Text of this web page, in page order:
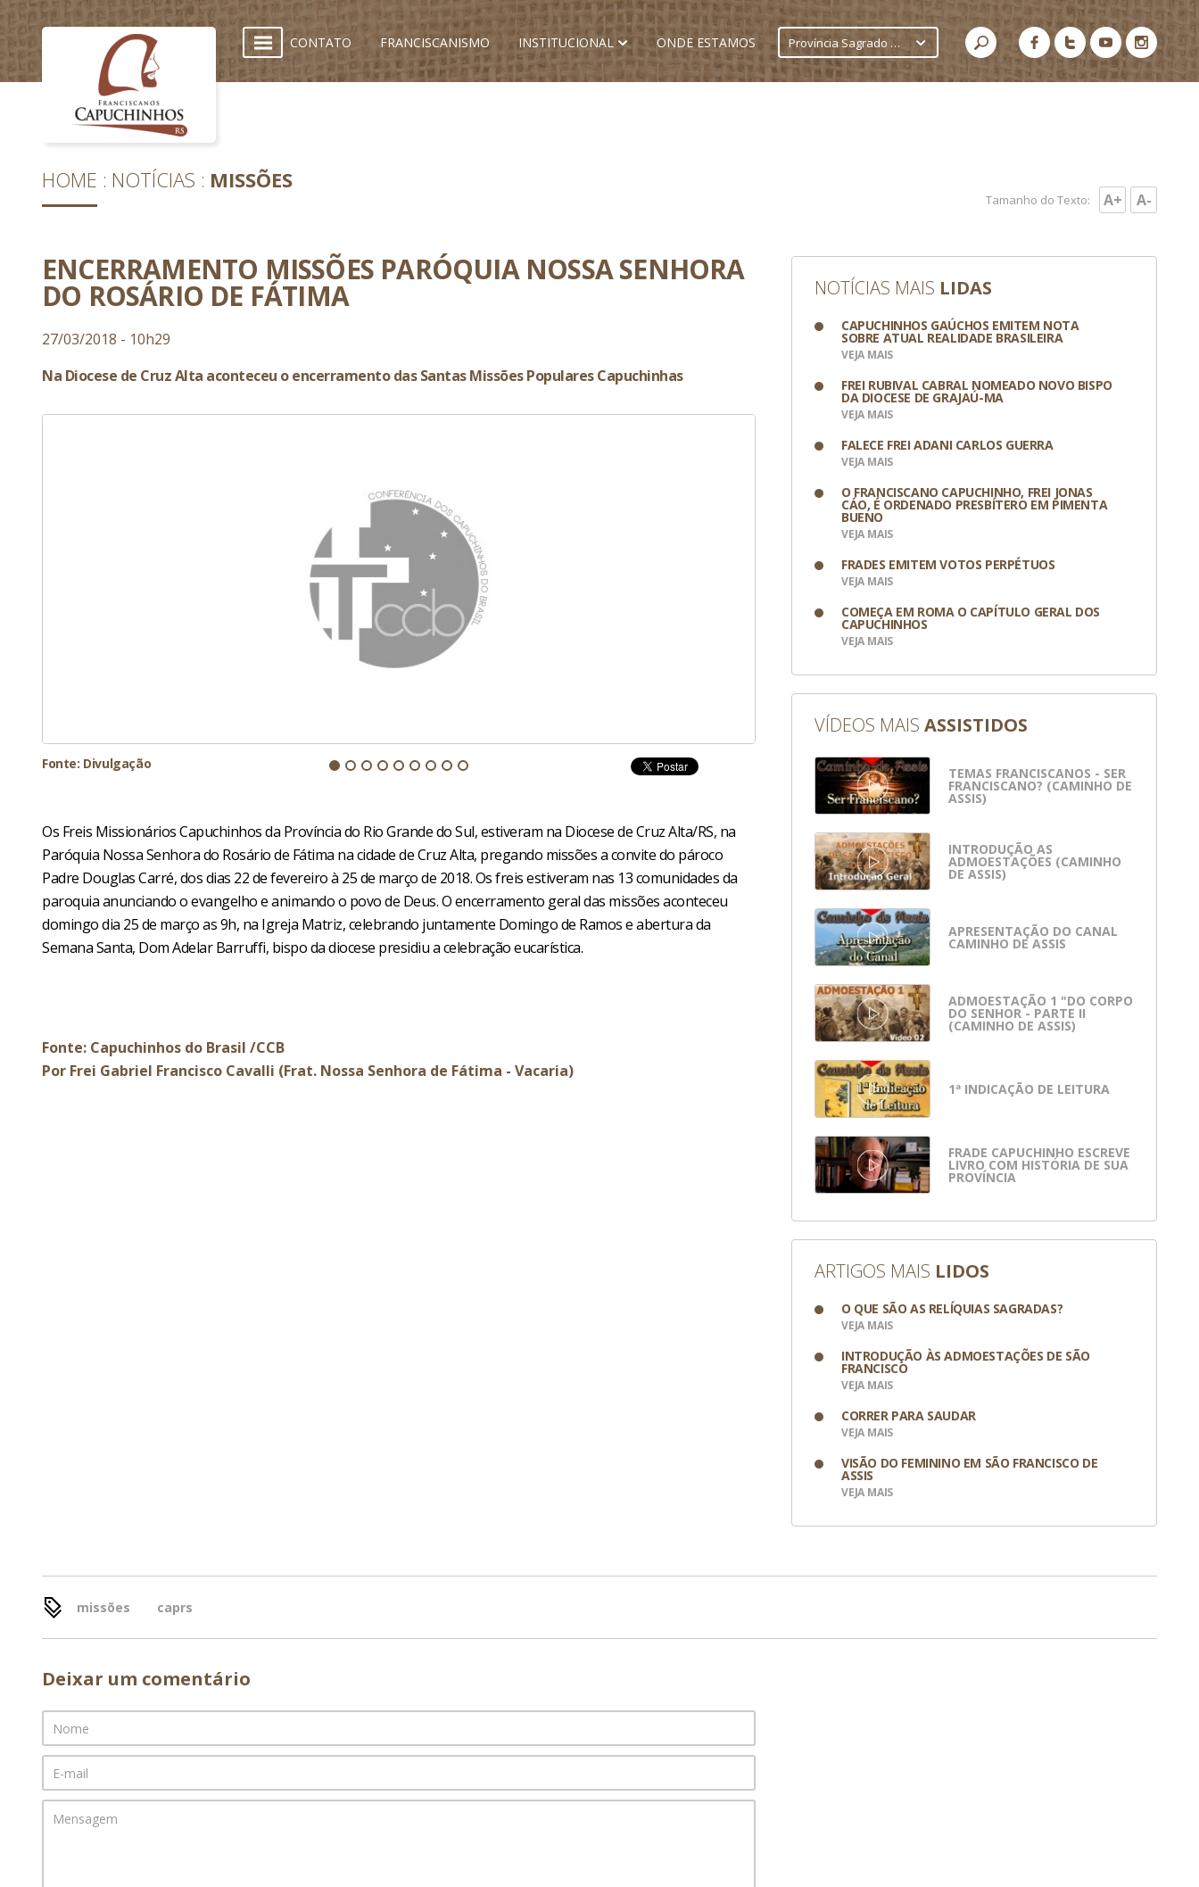
CONTATO FRANCISCANISMO INSTITUCIONAL ONDE ESTAMOS Província Sagrado Coração de Jesus
HOME NOTÍCIAS MISSÕES
Tamanho do Texto: A+ A-
ENCERRAMENTO MISSÕES PARÓQUIA NOSSA SENHORA
DO ROSÁRIO DE FÁTIMA
27/03/2018 - 10h29
Na Diocese de Cruz Alta aconteceu o encerramento das Santas Missões Populares Capuchinhas
Fonte: Divulgação Fonte: Divulgação
Os Freis Missionários Capuchinhos da Província do Rio Grande do Sul, estiveram na Diocese de Cruz Alta/RS, na
Paróquia Nossa Senhora do Rosário de Fátima na cidade de Cruz Alta, pregando missões a convite do pároco
Padre Douglas Carré, dos dias 22 de fevereiro à 25 de março de 2018. Os freis estiveram nas 13 comunidades da
paroquia anunciando o evangelho e animando o povo de Deus. O encerramento geral das missões aconteceu
domingo dia 25 de março as 9h, na Igreja Matriz, celebrando juntamente Domingo de Ramos e abertura da
Semana Santa, Dom Adelar Barruffi, bispo da diocese presidiu a celebração eucarística.
Fonte: Capuchinhos do Brasil /CCB
Por Frei Gabriel Francisco Cavalli (Frat. Nossa Senhora de Fátima - Vacaria)
NOTÍCIAS MAIS LIDAS
CAPUCHINHOS GAÚCHOS EMITEM NOTA
SOBRE ATUAL REALIDADE BRASILEIRA
VEJA MAIS
FREI RUBIVAL CABRAL NOMEADO NOVO BISPO
DA DIOCESE DE GRAJAÚ-MA
VEJA MAIS
FALECE FREI ADANI CARLOS GUERRA
VEJA MAIS
O FRANCISCANO CAPUCHINHO, FREI JONAS
CÁO, É ORDENADO PRESBÍTERO EM PIMENTA
BUENO
VEJA MAIS
FRADES EMITEM VOTOS PERPÉTUOS
VEJA MAIS
COMEÇA EM ROMA O CAPÍTULO GERAL DOS
CAPUCHINHOS
VEJA MAIS
VÍDEOS MAIS ASSISTIDOS
TEMAS FRANCISCANOS - SER
FRANCISCANO? (CAMINHO DE
ASSIS)
INTRODUÇÃO AS
ADMOESTAÇÕES (CAMINHO
DE ASSIS)
APRESENTAÇÃO DO CANAL
CAMINHO DE ASSIS
ADMOESTAÇÃO 1 "DO CORPO
DO SENHOR - PARTE II
(CAMINHO DE ASSIS)
1ª INDICAÇÃO DE LEITURA
FRADE CAPUCHINHO ESCREVE
LIVRO COM HISTÓRIA DE SUA
PROVÍNCIA
ARTIGOS MAIS LIDOS
O QUE SÃO AS RELÍQUIAS SAGRADAS?
VEJA MAIS
INTRODUÇÃO ÀS ADMOESTAÇÕES DE SÃO
FRANCISCO
VEJA MAIS
CORRER PARA SAUDAR
VEJA MAIS
VISÃO DO FEMININO EM SÃO FRANCISCO DE
ASSIS
VEJA MAIS
missões caprs
Deixar um comentário